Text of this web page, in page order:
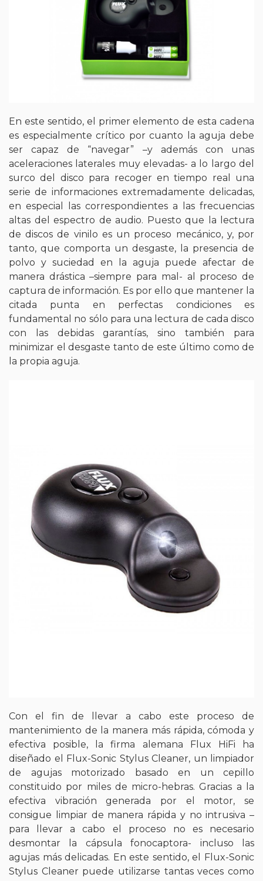
En este sentido, el primer elemento de esta cadena
es especialmente crítico por cuanto la aguja debe
ser capaz de “navegar” –y además con unas
aceleraciones laterales muy elevadas- a lo largo del
surco del disco para recoger en tiempo real una
serie de informaciones extremadamente delicadas,
en especial las correspondientes a las frecuencias
altas del espectro de audio. Puesto que la lectura
de discos de vinilo es un proceso mecánico, y, por
tanto, que comporta un desgaste, la presencia de
polvo y suciedad en la aguja puede afectar de
manera drástica –siempre para mal- al proceso de
captura de información. Es por ello que mantener la
citada punta en perfectas condiciones es
fundamental no sólo para una lectura de cada disco
con las debidas garantías, sino también para
minimizar el desgaste tanto de este último como de
la propia aguja.
Con el fin de llevar a cabo este proceso de
mantenimiento de la manera más rápida, cómoda y
efectiva posible, la firma alemana Flux HiFi ha
diseñado el Flux-Sonic Stylus Cleaner, un limpiador
de agujas motorizado basado en un cepillo
constituido por miles de micro-hebras. Gracias a la
efectiva vibración generada por el motor, se
consigue limpiar de manera rápida y no intrusiva –
para llevar a cabo el proceso no es necesario
desmontar la cápsula fonocaptora- incluso las
agujas más delicadas. En este sentido, el Flux-Sonic
Stylus Cleaner puede utilizarse tantas veces como